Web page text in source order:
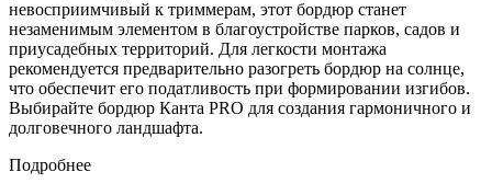
невосприимчивый к триммерам, этот бордюр станет
незаменимым элементом в благоустройстве парков, садов и
приусадебных территорий. Для легкости монтажа
рекомендуется предварительно разогреть бордюр на солнце,
что обеспечит его податливость при формировании изгибов.
Выбирайте бордюр Канта PRO для создания гармоничного и
долговечного ландшафта.
Подробнее